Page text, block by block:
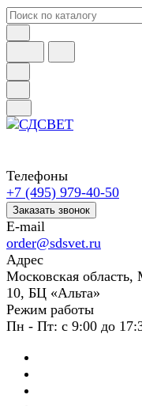
Телефоны
+7 (495) 979-40-50
Заказать звонок
E-mail
order@sdsvet.ru
Адрес
Московская
10, БЦ «Альта»
Режим работы
Пн - Пт: с 9:00 до